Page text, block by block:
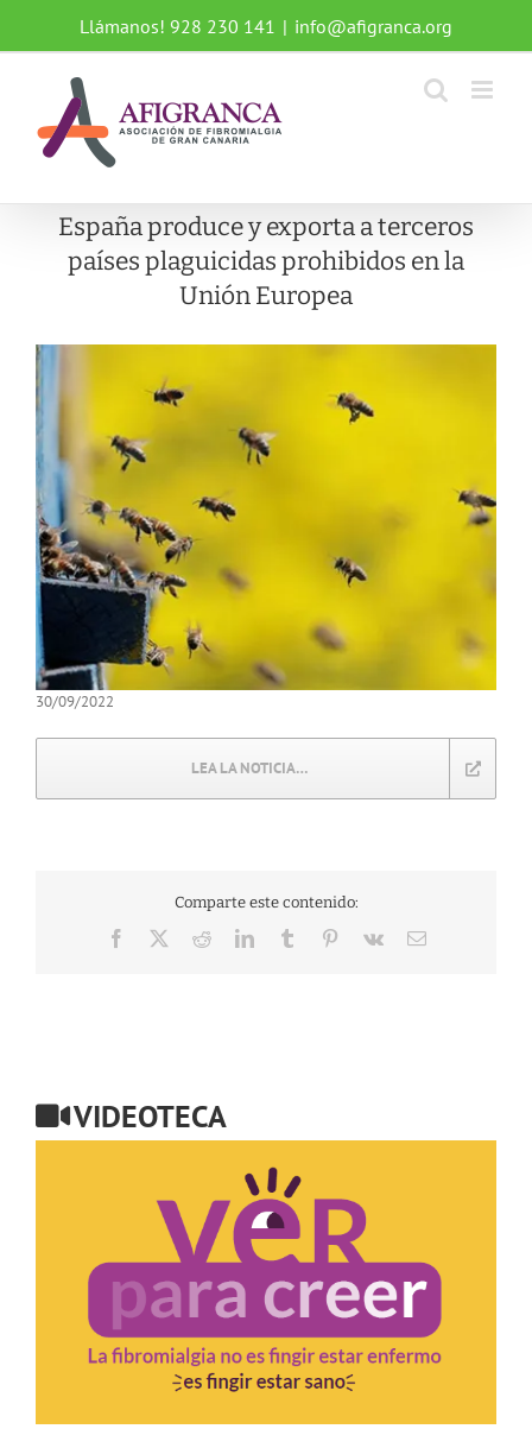
contenido
Llámanos! 928 230 141 | info@afigranca.org
España produce y exporta a terceros
países plaguicidas prohibidos en la
Unión Europea
30/09/2022
LEA LA NOTICIA…
Comparte este contenido:
Facebook RedditLinkedInTumblr Pinterest
Vk
Correo
VIDEOTECA